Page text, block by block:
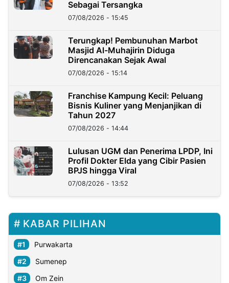
Sebagai Tersangka
07/08/2026 - 15:45
Terungkap! Pembunuhan Marbot
Masjid Al-Muhajirin Diduga
Direncanakan Sejak Awal
07/08/2026 - 15:14
Franchise Kampung Kecil: Peluang
Bisnis Kuliner yang Menjanjikan di
Tahun 2027
07/08/2026 - 14:44
Lulusan UGM dan Penerima LPDP, Ini
Profil Dokter Elda yang Cibir Pasien
BPJS hingga Viral
07/08/2026 - 13:52
KABAR PILIHAN
Purwakarta
Sumenep
Om Zein